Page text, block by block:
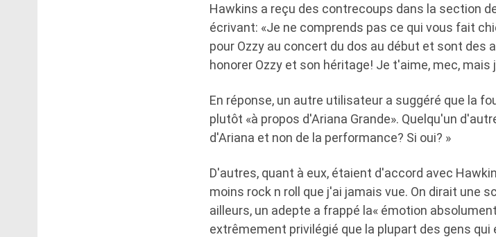
Hawkins a reçu des contrecoups dans la section
écrivant: «Je ne comprends pas ce qui vous fait
pour Ozzy au concert du dos au début et sont des
honorer Ozzy et son héritage! Je t'aime, mec, mais
En réponse, un autre utilisateur a suggéré que la
plutôt «à propos d'Ariana Grande». Quelqu'un
d'Ariana et non de la performance? Si oui? »
D'autres, quant à eux, étaient d'accord avec
moins rock n roll que j'ai jamais vue. On dirait une
ailleurs, un adepte a frappé la« émotion
extrêmement privilégié que la plupart des gens